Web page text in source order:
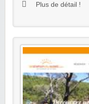
Plus de détail !